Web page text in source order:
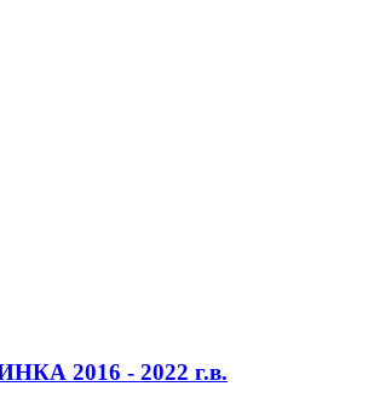
2016 - 2022 г.в.